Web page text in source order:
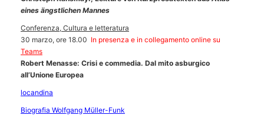
eines ängstlichen Mannes
Conferenza, Cultura e letteratura
30 marzo, ore 18.00 In presenza e in collegamento online su
Teams
Robert Menasse: Crisi e commedia. Dal mito asburgico
all’Unione Europea
locandina
Biografia Wolfgang Müller-Funk